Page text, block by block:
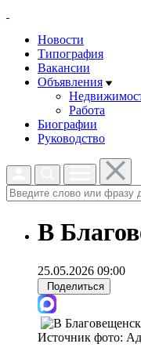
Новости
Типография
Вакансии
Объявления
Работа
Биографии
Руководство
В
25.05.2026 09:00
Поделиться
Источник фото: